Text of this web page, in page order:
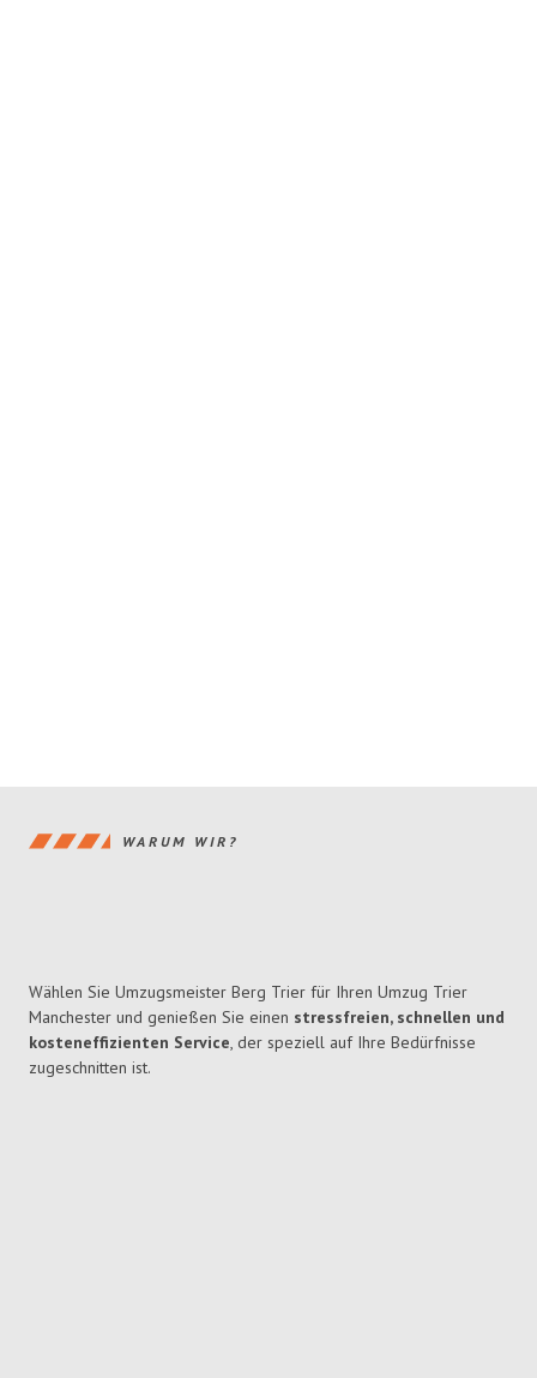
WARUM WIR?
Wählen Sie Umzugsmeister Berg Trier für Ihren Umzug Trier
Manchester und genießen Sie einen stressfreien, schnellen und
kosteneffizienten Service, der speziell auf Ihre Bedürfnisse
zugeschnitten ist.